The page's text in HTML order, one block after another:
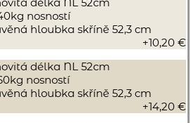
nosností
hloubka skříně 52,3 cm
+10,20 €
délka NL 52cm
nosností
hloubka skříně 52,3 cm
+14,20 €